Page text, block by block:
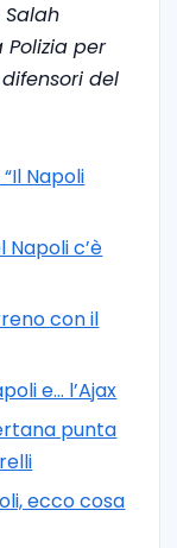
per
del
Napoli
Napoli c’è
con il
e… l’Ajax
punta
ecco cosa